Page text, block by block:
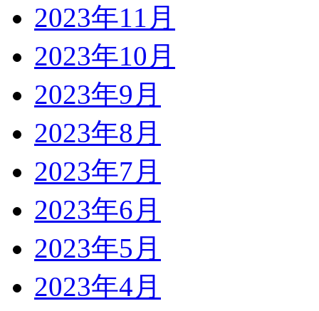
2023年11月
2023年10月
2023年9月
2023年8月
2023年7月
2023年6月
2023年5月
2023年4月